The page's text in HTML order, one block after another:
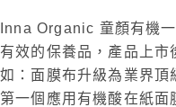
Inna Organic 童顏有機
有效的保養品，產品上市
如：面膜布升級為業界頂
第一個應用有機酸在紙